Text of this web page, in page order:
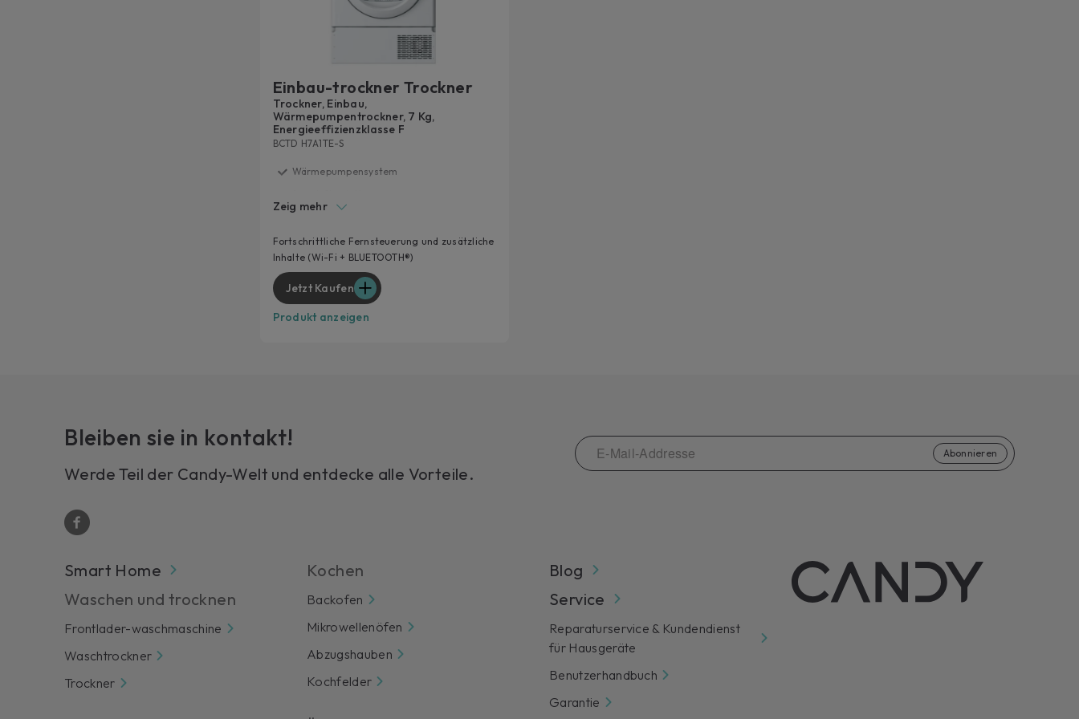
Einbau-trockner Trockner
Trockner, Einbau,
Wärmepumpentrockner, 7 Kg,
Energieeffizienzklasse F
BCTD H7A1TE-S
Wärmepumpensystem
Leichtes Bügeln
EasyCase
Höheres Bullauge
Zeig mehr
Fortschrittliche Fernsteuerung und zusätzliche
Inhalte (Wi-Fi + BLUETOOTH®)
Jetzt Kaufen
Produkt anzeigen
Bleiben sie in kontakt!
Werde Teil der Candy-Welt und entdecke alle Vorteile.
Abonnieren
Smart Home
Waschen und trocknen
Frontlader-waschmaschine
Waschtrockner
Trockner
Kochen
Backofen
Mikrowellenöfen
Abzugshauben
Kochfelder
Blog
Service
Reparaturservice & Kundendienst
für Hausgeräte
Benutzerhandbuch
Garantie